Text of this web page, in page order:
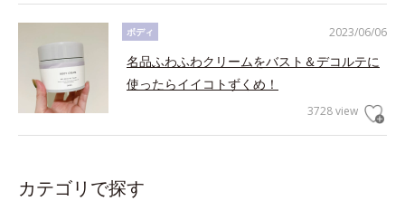
2023/06/06
ボディ
名品ふわふわクリームをバスト＆デコルテに
使ったらイイコトずくめ！
3728 view
カテゴリで探す